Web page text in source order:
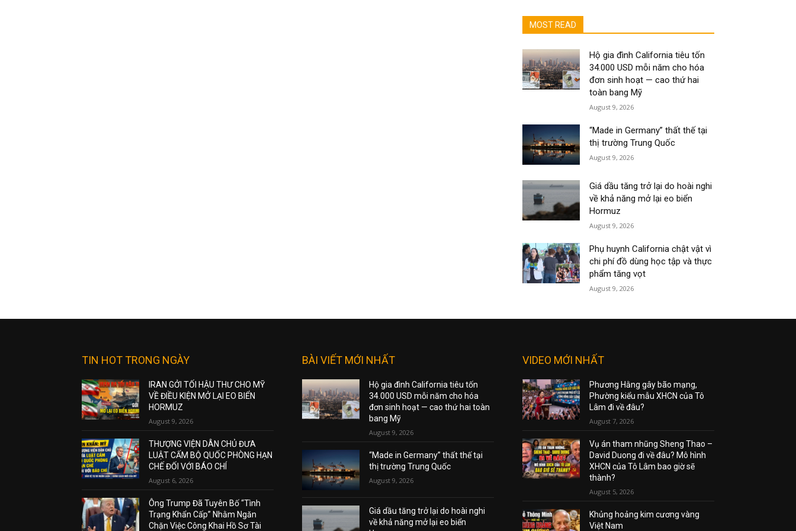
MOST READ
Hộ gia đình California tiêu tốn
34.000 USD mỗi năm cho hóa
đơn sinh hoạt — cao thứ hai
toàn bang Mỹ
August 9, 2026
“Made in Germany” thất thế tại
thị trường Trung Quốc
August 9, 2026
Giá dầu tăng trở lại do hoài nghi
về khả năng mở lại eo biển
Hormuz
August 9, 2026
Phụ huynh California chật vật vì
chi phí đồ dùng học tập và thực
phẩm tăng vọt
August 9, 2026
TIN HOT TRONG NGÀY
IRAN GỞI TỐI HẬU THƯ CHO MỸ
VỀ ĐIỀU KIỆN MỞ LẠI EO BIỂN
HORMUZ
August 9, 2026
THƯỢNG VIỆN DÂN CHỦ ĐƯA
LUẬT CẤM BỘ QUỐC PHÒNG HẠN
CHẾ ĐỐI VỚI BÁO CHÍ
August 6, 2026
Ông Trump Đã Tuyên Bố “Tình
Trạng Khẩn Cấp” Nhằm Ngăn
Chặn Việc Công Khai Hồ Sơ Tài
BÀI VIẾT MỚI NHẤT
Hộ gia đình California tiêu tốn
34.000 USD mỗi năm cho hóa
đơn sinh hoạt — cao thứ hai toàn
bang Mỹ
August 9, 2026
“Made in Germany” thất thế tại
thị trường Trung Quốc
August 9, 2026
Giá dầu tăng trở lại do hoài nghi
về khả năng mở lại eo biển
VIDEO MỚI NHẤT
Phương Hằng gây bão mạng,
Phường kiểu mẫu XHCN của Tô
Lâm đi về đâu?
August 7, 2026
Vụ án tham nhũng Sheng Thao –
David Duong đi về đâu? Mô hình
XHCN của Tô Lâm bao giờ sẽ
thành?
August 5, 2026
Khủng hoảng kim cương vàng
Việt Nam